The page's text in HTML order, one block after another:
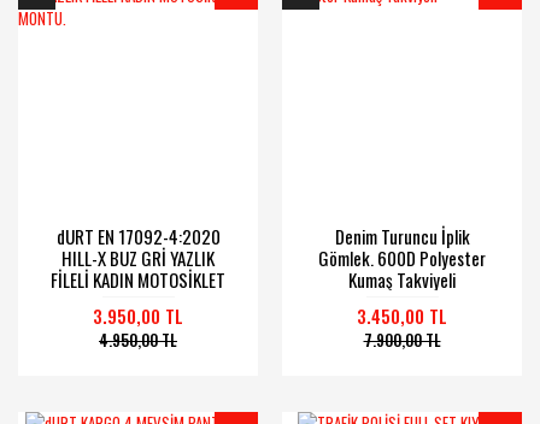
dURT EN 17092-4:2020
HILL-X BUZ GRİ YAZLIK
FİLELİ KADIN MOTOSİKLET
3.950,00 TL
4.950,00 TL
Denim Turuncu İplik
Gömlek. 600D Polyester
Kumaş Takviyeli
3.450,00 TL
7.900,00 TL